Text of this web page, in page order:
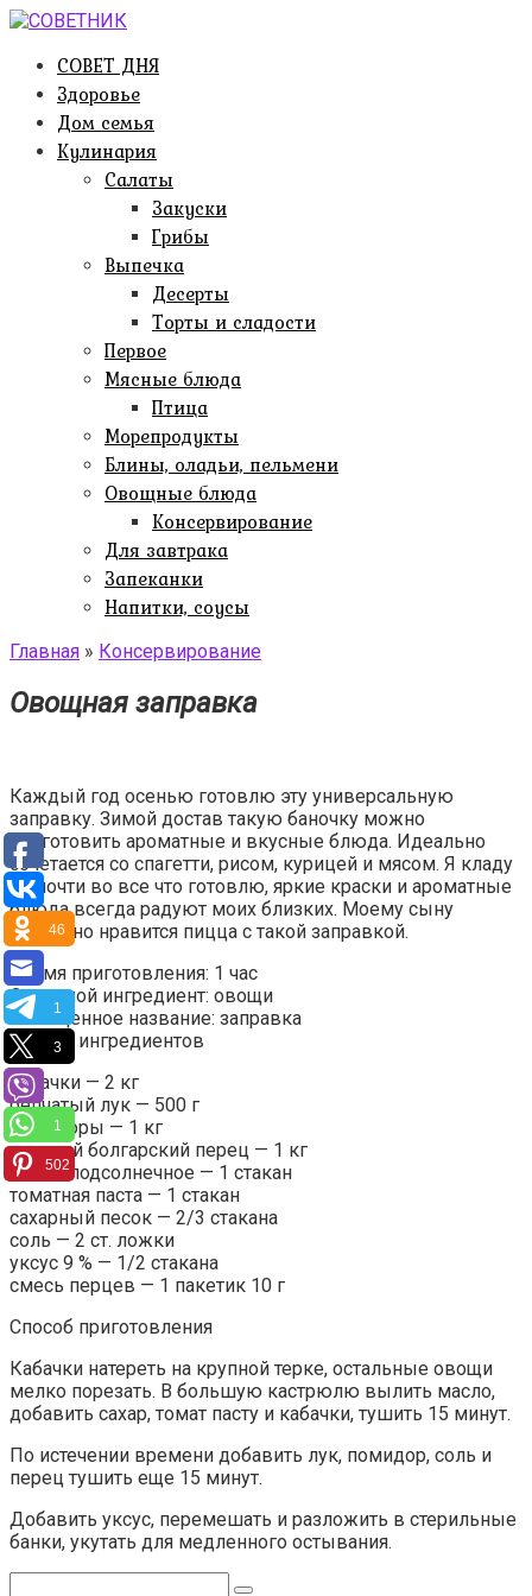
Перейти
контентуСОВЕТ ДНЯ
Здоровье
Дом семья
Кулинария
Салаты
Закуски
Грибы
Выпечка
Десерты
Торты и сладости
Первое
Мясные блюда
Птица
Морепродукты
Блины, оладьи, пельмени
Овощные блюда
Консервирование
Для завтрака
Запеканки
Напитки, соусы
Главная » Консервирование
Овощная заправка
Каждый год осенью готовлю эту универсальную
заправку. Зимой достав такую баночку можно
приготовить ароматные и вкусные блюда. Идеально
сочетается со спагетти, рисом, курицей и мясом. Я кладу
ее почти во все что готовлю, яркие краски и ароматные
блюда всегда радуют моих близких. Моему сыну
особенно нравится пицца с такой заправкой.
Время приготовления: 1 час
Основной ингредиент: овощи
Обобщенное название: заправка
Список ингредиентов
кабачки — 2 кг
репчатый лук — 500 г
помидоры — 1 кг
сладкий болгарский перец — 1 кг
масло подсолнечное — 1 стакан
томатная паста — 1 стакан
сахарный песок — 2/3 стакана
соль — 2 ст. ложки
уксус 9 % — 1/2 стакана
смесь перцев — 1 пакетик 10 г
Способ приготовления
Кабачки натереть на крупной терке, остальные овощи
мелко порезать. В большую кастрюлю вылить масло,
добавить сахар, томат пасту и кабачки, тушить 15 минут.
По истечении времени добавить лук, помидор, соль и
перец тушить еще 15 минут.
Добавить уксус, перемешать и разложить в стерильные
банки, укутать для медленного остывания.
46
1
3
1
502